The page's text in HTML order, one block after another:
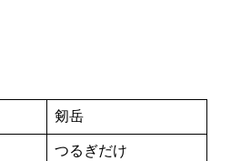
剱岳
つるぎだけ